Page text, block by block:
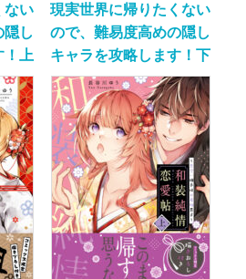
ない
隠し
！上
現実世界に帰りたくない
ので、難易度高めの隠し
キャラを攻略します！下